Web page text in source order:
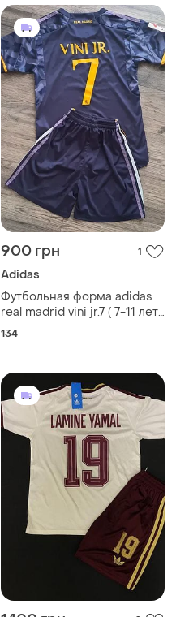
900 грн 1
Adidas
Футбольная форма adidas
real madrid vini jr.7 ( 7-11 лет/
р.24)
134